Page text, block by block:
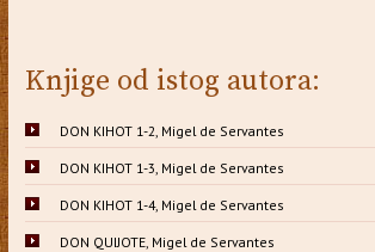
Knjige od istog autora:
DON KIHOT 1-2, Migel de Servantes
DON KIHOT 1-3, Migel de Servantes
DON KIHOT 1-4, Migel de Servantes
DON QUIJOTE, Migel de Servantes